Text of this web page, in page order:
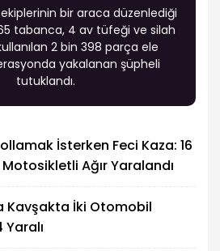
bir araca düzenlediği
tabanca, 4 av tüfeği ve silah
2 bin 398 parça ele
yakalanan şüpheli
tutuklandı.
İsterken Feci Kaza: 16
Ağır Yaralandı
Kavşakta İki Otomobil
Yaralı